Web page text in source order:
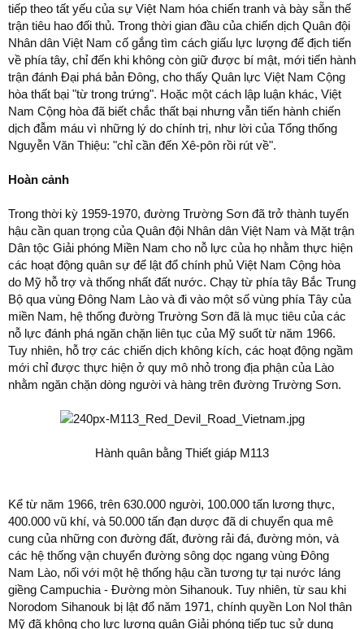
tiếp theo tất yếu của sự Việt Nam hóa chiến tranh và bày sẵn thế
trận tiêu hao đối thủ. Trong thời gian đầu của chiến dịch Quân đội
Nhân dân Việt Nam cố gắng tìm cách giấu lực lượng để địch tiến
về phía tây, chỉ đến khi không còn giữ được bí mật, mới tiến hành
trận đánh Đại phá bản Đông, cho thấy Quân lực Việt Nam Cộng
hòa thất bại "từ trong trứng". Hoặc một cách lập luận khác, Việt
Nam Cộng hòa đã biết chắc thất bại nhưng vẫn tiến hành chiến
dịch đẫm máu vì những lý do chính trị, như lời của Tổng thống
Nguyễn Văn Thiệu: "chỉ cần đến Xê-pôn rồi rút về".
Hoàn cảnh
Trong thời kỳ 1959-1970, đường Trường Sơn đã trở thành tuyến
hậu cần quan trọng của Quân đội Nhân dân Việt Nam và Mặt trận
Dân tộc Giải phóng Miền Nam cho nỗ lực của họ nhằm thực hiện
các hoạt động quân sự để lật đổ chính phủ Việt Nam Cộng hòa
do Mỹ hỗ trợ và thống nhất đất nước. Chạy từ phía tây Bắc Trung
Bộ qua vùng Đông Nam Lào và đi vào một số vùng phía Tây của
miền Nam, hệ thống đường Trường Sơn đã là mục tiêu của các
nỗ lực đánh phá ngăn chặn liên tục của Mỹ suốt từ năm 1966.
Tuy nhiên, hỗ trợ các chiến dịch không kích, các hoạt động ngầm
mới chỉ được thực hiện ở quy mô nhỏ trong địa phận của Lào
nhằm ngăn chặn dòng người và hàng trên đường Trường Sơn.
Hành quân bằng Thiết giáp M113
Kể từ năm 1966, trên 630.000 người, 100.000 tấn lương thực,
400.000 vũ khí, và 50.000 tấn đạn dược đã di chuyển qua mê
cung của những con đường đất, đường rải đá, đường mòn, và
các hệ thống vận chuyển đường sông dọc ngang vùng Đông
Nam Lào, nối với một hệ thống hậu cần tương tự tại nước láng
giềng Campuchia - Đường mòn Sihanouk. Tuy nhiên, từ sau khi
Norodom Sihanouk bị lật đổ năm 1971, chính quyền Lon Nol thân
Mỹ đã không cho lực lượng quân Giải phóng tiếp tục sử dụng